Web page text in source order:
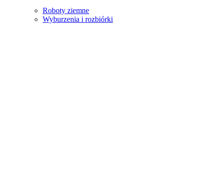
Roboty ziemne
Wyburzenia i rozbiórki